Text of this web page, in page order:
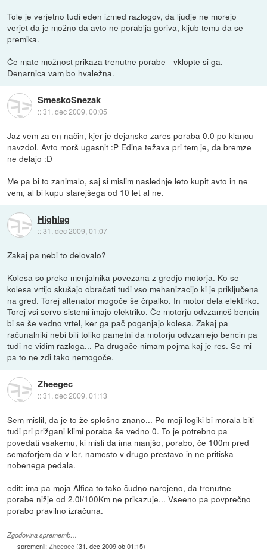
Tole je verjetno tudi eden izmed razlogov, da ljudje ne morejo
verjet da je možno da avto ne porablja goriva, kljub temu da se
premika.
Če mate možnost prikaza trenutne porabe - vklopte si ga.
Denarnica vam bo hvaležna.
SmeskoSnezak
::31. dec 2009, 00:05
Jaz vem za en način, kjer je dejansko zares poraba 0.0 po klancu
navzdol. Avto morš ugasnit :P Edina težava pri tem je, da bremze
ne delajo :D
Me pa bi to zanimalo, saj si mislim naslednje leto kupit avto in ne
vem, al bi kupu starejšega od 10 let al ne.
Highlag
::31. dec 2009, 01:07
Zakaj pa nebi to delovalo?
Kolesa so preko menjalnika povezana z gredjo motorja. Ko se
kolesa vrtijo skušajo obračati tudi vso mehanizacijo ki je priključena
na gred. Torej altenator mogoče še črpalko. In motor dela elektirko.
Torej vsi servo sistemi imajo elektriko. Če motorju odvzameš bencin
bi se še vedno vrtel, ker ga pač poganjajo kolesa. Zakaj pa
računalniki nebi bili toliko pametni da motorju odvzamejo bencin pa
tudi ne vidim razloga... Pa drugače nimam pojma kaj je res. Se mi
pa to ne zdi tako nemogoče.
Zheegec
::31. dec 2009, 01:13
Sem mislil, da je to že splošno znano... Po moji logiki bi morala biti
tudi pri prižgani klimi poraba še vedno 0. To je potrebno pa
povedati vsakemu, ki misli da ima manjšo, porabo, če 100m pred
semaforjem da v ler, namesto v drugo prestavo in ne pritiska
nobenega pedala.
edit: ima pa moja Alfica to tako čudno narejeno, da trenutne
porabe nižje od 2.0l/100Km ne prikazuje... Vseeno pa povprečno
porabo pravilno izračuna.
Zgodovina sprememb…
spremenil:Zheegec (31. dec 2009 ob 01:15)